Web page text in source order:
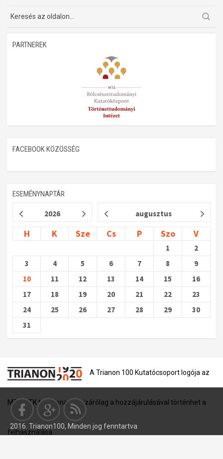
PARTNEREK
FACEBOOK KÖZÖSSÉG
ESEMÉNYNAPTÁR
2026 augusztus
H K Sze Cs P Szo V
1
2
3
4 5 6 7 8
9
10
11 12 13 14 15
16
17
18 19 20 21 22
23
24
25 26 27 28 29
30
31
A Trianon 100 Kutatócsoport logója az
MTA BTK tulajdona, és kizárólag a hozzájárulásával történhet a
felhasználása.
2016. Trianon100, Minden jog fenntartva